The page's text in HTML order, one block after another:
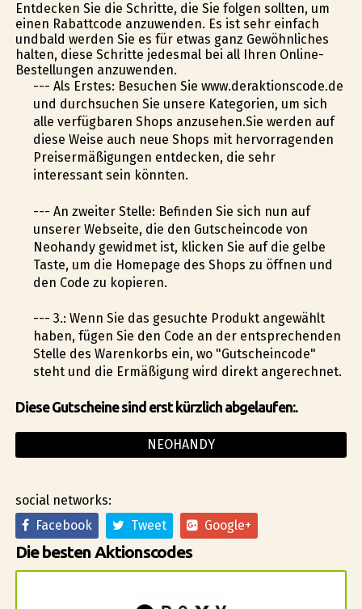
Entdecken Sie die Schritte, die Sie folgen sollten, um
einen Rabattcode anzuwenden. Es ist sehr einfach
undbald werden Sie es für etwas ganz Gewöhnliches
halten, diese Schritte jedesmal bei all Ihren Online-
Bestellungen anzuwenden.
--- Als Erstes: Besuchen Sie www.deraktionscode.de
und durchsuchen Sie unsere Kategorien, um sich
alle verfügbaren Shops anzusehen.Sie werden auf
diese Weise auch neue Shops mit hervorragenden
Preisermäßigungen entdecken, die sehr
interessant sein könnten.
--- An zweiter Stelle: Befinden Sie sich nun auf
unserer Webseite, die den Gutscheincode von
Neohandy gewidmet ist, klicken Sie auf die gelbe
Taste, um die Homepage des Shops zu öffnen und
den Code zu kopieren.
--- 3.: Wenn Sie das gesuchte Produkt angewählt
haben, fügen Sie den Code an der entsprechenden
Stelle des Warenkorbs ein, wo "Gutscheincode"
steht und die Ermäßigung wird direkt angerechnet.
Diese Gutscheine sind erst kürzlich abgelaufen:.
NEOHANDY
social networks:
Facebook
Tweet Google+
Die besten Aktionscodes